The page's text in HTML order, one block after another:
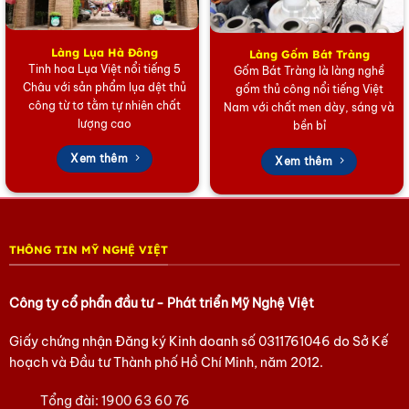
biểu trưng cho sự thịnh vượng và may mắn. Đó như là một lời
chúc, là tấm lòng mà người tặng muốn gửi gắp đến những
người thân yêu.
Màu Sắc Phù Hợp
Màu sắc của bình thu tài hút lộc cũng rất quan trọng. Nên
chọn những màu sắc hợp với mệnh của gia chủ để tăng cường
hiệu quả phong thủy, chẳng hạn như màu xanh lá cây cho
mệnh Mộc, màu đỏ cho mệnh Hỏa, màu trắng cho mệnh Kim,
Kích Thước Và Hình Dáng
phù hợp với không gian đặt bình. Nên chọn bình có kích thước
vừa phải, không quá lớn để không gian không bị chật chội,
cũng không quá nhỏ để đảm bảo tính thẩm mỹ.
Chúng tôi cam kết:
Làng Lụa Hà Đông
Tinh hoa Lụa Việt nổi tiếng 5
Châu với sản phẩm lụa dệt thủ
công từ tơ tằm tự nhiên chất
lượng cao
Xem thêm
Làng Gốm Bát Tràng
Gốm Bát Tràng là làng nghề
gốm thủ công nổi tiếng Việt
Nam với chất men dày, sáng và
bền bỉ
Xem thêm
THÔNG TIN MỸ NGHỆ VIỆT
Công ty cổ phẩn đầu tư - Phát triển Mỹ Nghệ Việt
Giấy chứng nhận Đăng ký Kinh doanh số0311761046 do Sở Kế
hoạch và Đầu tư Thành phố Hồ Chí Minh, năm 2012.
Tổng đài:1900 63 60 76